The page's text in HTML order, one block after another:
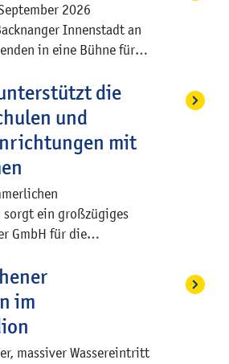
Danach geht es zu
Kaffeehaus, wo der
Ausklang
um 16.30 Uhr vor dem
und dauert 120
35 Euro.
2026
Innenstadt an
in eine Bühne für
bei dem
aus der Region an
der Innenstadt auftreten
freiem Himmel.
die
und
mit
ein großzügiges
GmbH für die
Hitzeschutz an
Die
zur Verfügung
Auf- und Abbau fällt
an. In
im
massiver Wassereintritt